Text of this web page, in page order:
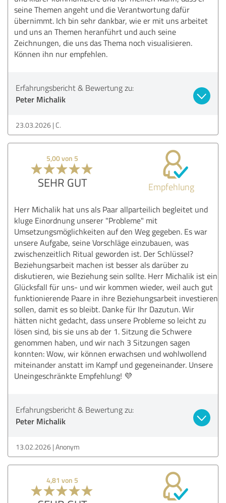
seine Themen angeht und die Verantwortung dafür
übernimmt. Ich bin sehr dankbar, wie er mit uns arbeitet
und uns an Themen heranführt und auch seine
Zeichnungen, die uns das Thema noch visualisieren.
Können ihn nur empfehlen.
Erfahrungsbericht & Bewertung zu:
Peter Michalik
23.03.2026 C.
5,00 von 5
SEHR GUT Empfehlung
Herr Michalik hat uns als Paar allparteilich begleitet und
kluge Einordnung unserer "Probleme" mit
Umsetzungsmöglichkeiten auf den Weg gegeben. Es war
unsere Aufgabe, seine Vorschläge einzubauen, was
zwischenzeitlich Ritual geworden ist. Der Schlüssel?
Beziehungsarbeit machen ist besser als darüber zu
diskutieren, wie Beziehung sein sollte. Herr Michalik ist ein
Glücksfall für uns- und wir kommen wieder, weil auch gut
funktionierende Paare in ihre Beziehungsarbeit investieren
sollen, damit es so bleibt. Danke für Ihr Dazutun. Wir
hätten nicht gedacht, dass unsere Probleme so leicht zu
lösen sind, bis sie uns ab der 1. Sitzung die Schwere
genommen haben, und wir nach 3 Sitzungen sagen
konnten: Wow, wir können erwachsen und wohlwollend
miteinander anstatt im Kampf und gegeneinander. Unsere
Uneingeschränkte Empfehlung! 💜
Erfahrungsbericht & Bewertung zu:
Peter Michalik
13.02.2026 Anonym
4,81 von 5